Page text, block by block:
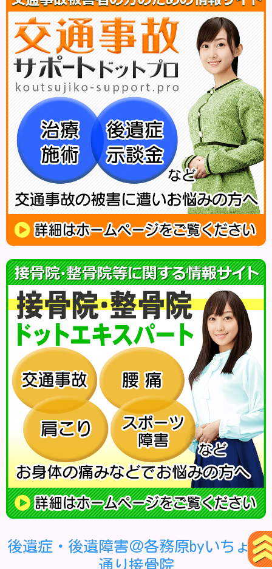
後遺症・後遺障害＠各務原byいちょう
通り接骨院